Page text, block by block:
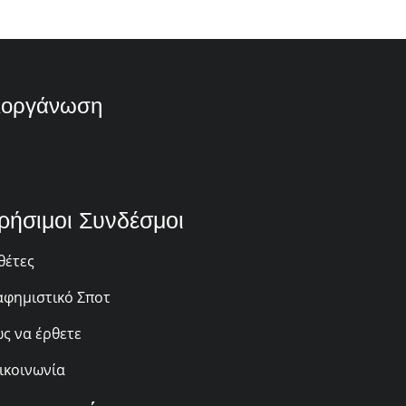
Συνδέσμοι
Σποτ
να έρθετε